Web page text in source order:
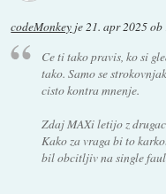
codeMonkey je21. apr 2025 ob
Ce ti tako pravis, ko si
tako. Samo se
cisto kontra mnenje.
Zdaj MAXi letijo z
Kako za vraga bi to
bil obcitljiv na single